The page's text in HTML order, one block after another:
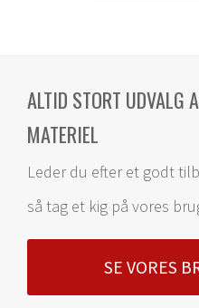
ALTID STORT UDVALG
MATERIEL
Leder du efter et godt
så tag et kig på vores
SE VORES